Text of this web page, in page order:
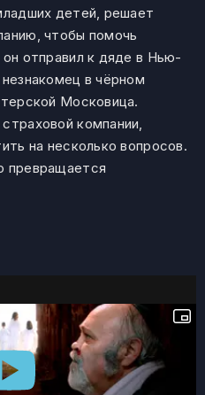
детей, решает
чтобы помочь
отправил к дяде в Нью-
в чёрном
Московица.
компании,
на несколько вопросов.
превращается